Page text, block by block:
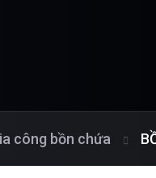
công bồn chứa